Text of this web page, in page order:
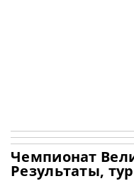
Чемпионат
Результаты,